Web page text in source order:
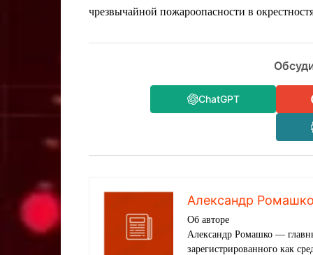
чрезвычайной пожароопасности в
ChatGPT
Александр Ромашко
Об авторе
Александр Ромашко —
зарегистрированного как